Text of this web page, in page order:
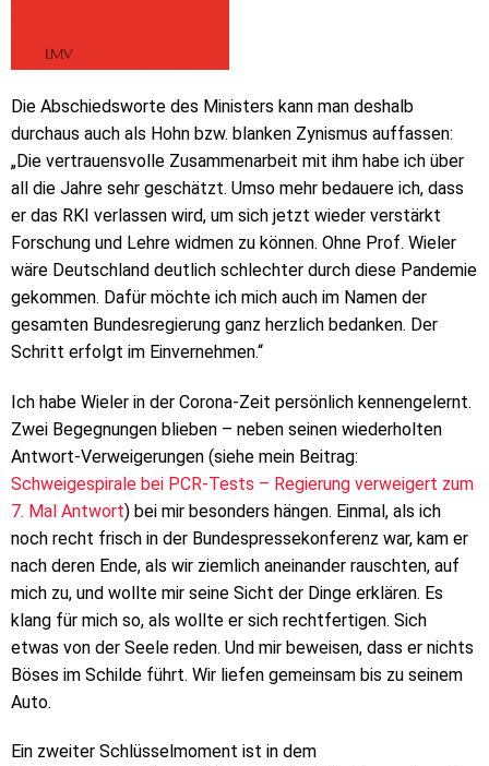
Die Abschiedsworte des Ministers kann man deshalb
durchaus auch als Hohn bzw. blanken Zynismus auffassen:
„Die vertrauensvolle Zusammenarbeit mit ihm habe ich über
all die Jahre sehr geschätzt. Umso mehr bedauere ich, dass
er das RKI verlassen wird, um sich jetzt wieder verstärkt
Forschung und Lehre widmen zu können. Ohne Prof. Wieler
wäre Deutschland deutlich schlechter durch diese Pandemie
gekommen. Dafür möchte ich mich auch im Namen der
gesamten Bundesregierung ganz herzlich bedanken. Der
Schritt erfolgt im Einvernehmen.“
Ich habe Wieler in der Corona-Zeit persönlich kennengelernt.
Zwei Begegnungen blieben – neben seinen wiederholten
Antwort-Verweigerungen (siehe mein Beitrag:
Schweigespirale bei PCR-Tests – Regierung verweigert zum
7. Mal Antwort) bei mir besonders hängen. Einmal, als ich
noch recht frisch in der Bundespressekonferenz war, kam er
nach deren Ende, als wir ziemlich aneinander rauschten, auf
mich zu, und wollte mir seine Sicht der Dinge erklären. Es
klang für mich so, als wollte er sich rechtfertigen. Sich
etwas von der Seele reden. Und mir beweisen, dass er nichts
Böses im Schilde führt. Wir liefen gemeinsam bis zu seinem
Auto.
Ein zweiter Schlüsselmoment ist in dem